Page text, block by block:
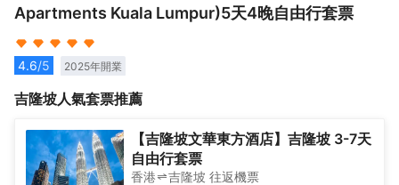
Apartments Kuala Lumpur)5天4晚自由行套票
4.6/5 2025年開業
吉隆坡人氣套票推薦
【吉隆坡文華東方酒店】吉隆坡 3-7天
自由行套票
香港 吉隆坡 往返機票